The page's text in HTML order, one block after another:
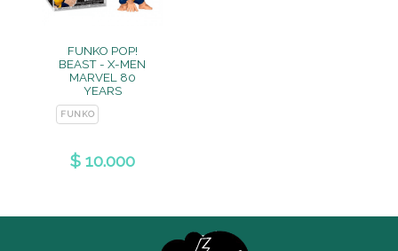
FUNKO POP!
BEAST - X-MEN
MARVEL 80
YEARS
FUNKO
$ 10.000